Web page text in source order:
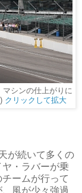
シンの仕上がりに
クリックして拡大
が続いて多くの
・ラバーが乗
ームが行って
風が少々強過